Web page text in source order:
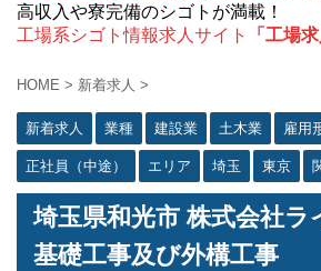
高収入や寮完備のシゴトが満載！
工場系シゴト情報求人サイト
「工場
HOME > 新着求人 >
新着求人 業種 建設業 土木業 雇用
正社員（中途） エリア 埼玉 東京
埼玉県和光市 株式会社ラ
基礎工事及び外構工事